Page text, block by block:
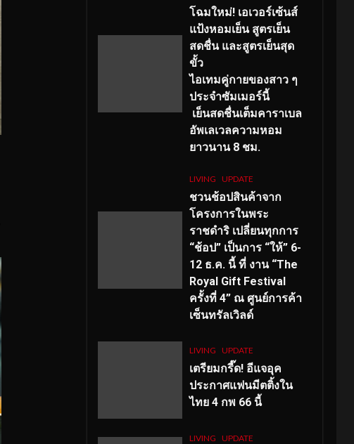
โฉมใหม่! เอเวอร์เซ้นส์
แป้งหอมเย็น สูตรเย็น
สดชื่น และสูตรเย็นสุด
ขั้ว
ไอเทมคู่กายของสาว ๆ
ประจำซัมเมอร์นี้
เย็นสดชื่นเต็มคาราเบล
อัพเลเวลความหอม
ยาวนาน 8 ชม.
LIVING UPDATE
ชวนช้อปสินค้าจาก
โครงการในพระ
ราชดำริ เปลี่ยนทุกการ
“ช้อป” เป็นการ “ให้” 6-
12 ธ.ค. นี้ ที่ งาน “The
Royal Gift Festival
ครั้งที่ 4” ณ ศูนย์การค้า
เซ็นทรัลเวิลด์
LIVING UPDATE
เตรียมกรี๊ด! อีแจอุค
ประกาศแฟนมีตติ้งใน
ไทย 4 กพ 66 นี้
LIVING UPDATE